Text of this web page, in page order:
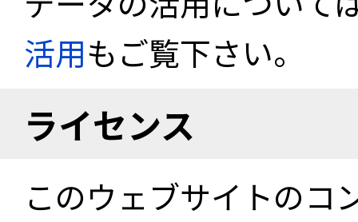
活用もご覧下さい。
ライセンス
このウェブサイトのコ